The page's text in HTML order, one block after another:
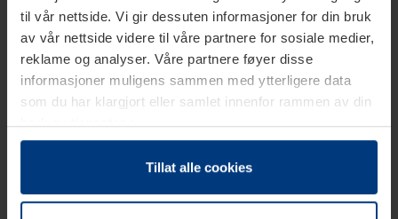
til vår nettside. Vi gir dessuten informasjoner for din bruk
av vår nettside videre til våre partnere for sosiale medier,
reklame og analyser. Våre partnere føyer disse
informasjoner muligens sammen med ytterligere data
som du har klargjort eller samlet innenfor rammen av din
bruk av tjenestene.
Etter loven kan vi lagre informasjonskapsler på din
datamaskin, hvis disse er absolutt nødvendig for drift av
trenger vi din tillatelse. Du kan når som helst endre eller
Tillat alle cookies